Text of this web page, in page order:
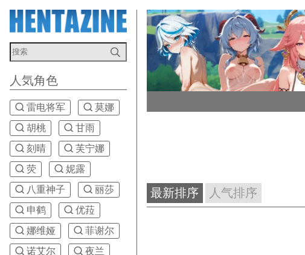
人気角色
雷电将军
莫娜
胡桃
甘雨
刻晴
芙宁娜
荧
妮露
八重神子
丽莎
申鹤
优菈
娜维娅
菲谢尔
诺艾尔
夜兰
最新排序 人气排序